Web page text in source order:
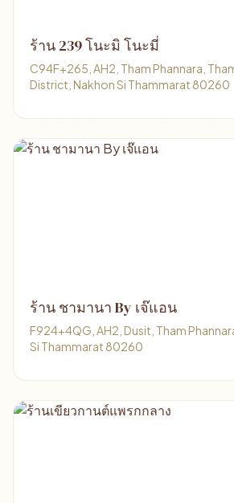
ร้าน 239 โนะมิ โนะมี่
C94F+265, AH2, Tham Phannara,
District, Nakhon Si Thammarat 80260
ร้าน ชามานา By เจ๊แอน
F924+4QG, AH2, Dusit, Tham
Si Thammarat 80260